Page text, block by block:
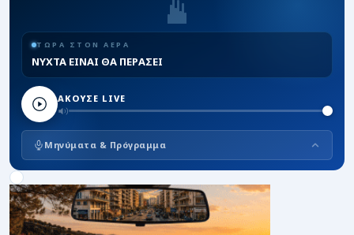
ΤΩΡΑ ΣΤΟΝ ΑΕΡΑ
ΝΥΧΤΑ ΕΙΝΑΙ ΘΑ ΠΕΡΑΣΕΙ
ΑΚΟΥΣΕ LIVE
Μηνύματα & Πρόγραμμα